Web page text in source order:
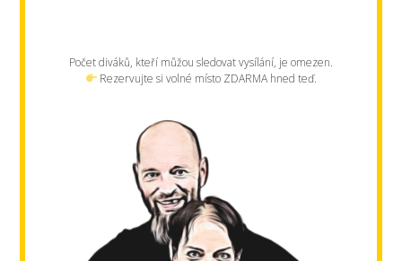
Počet diváků, kteří můžou sledovat vysílání, je omezen.
Rezervujte si volné místo ZDARMA hned teď.